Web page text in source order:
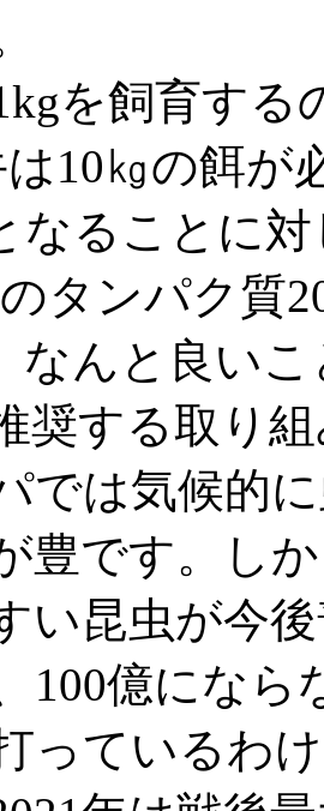
を飼育する
10㎏の餌が
なることに
タンパク質
なんと良い
奨する取り
では気候的
豊です。し
い昆虫が今
100億にな
っているわ